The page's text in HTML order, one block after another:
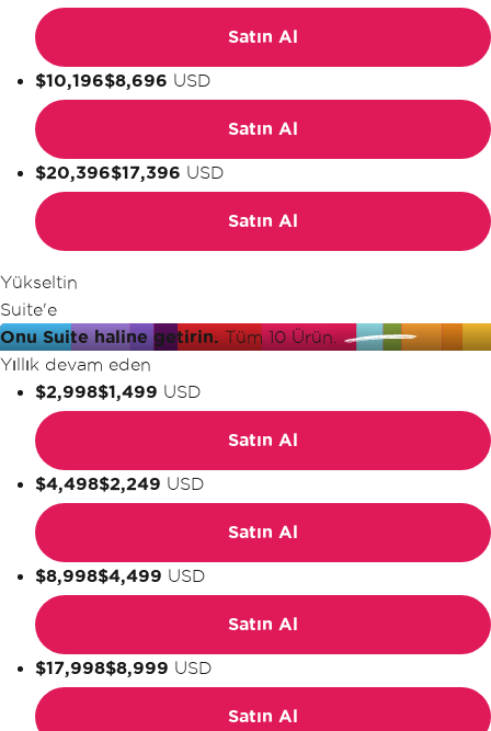
Satın Al
$10,196$8,696 USD
Satın Al
$20,396$17,396 USD
Satın Al
Yükseltin
Suite'e
Onu Suite haline getirin.Tüm 10 Ürün.
Yıllık devam eden
$2,998$1,499 USD
Satın Al
$4,498$2,249 USD
Satın Al
$8,998$4,499 USD
Satın Al
$17,998$8,999 USD
Satın Al